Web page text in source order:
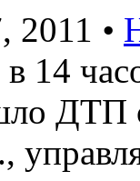
2011 •
14
ДТП